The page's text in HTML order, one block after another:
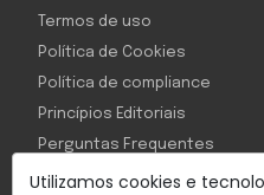
Utilizamos cookies e
Termos de uso
Política de Cookies
Política de compliance
Princípios Editoriais
Perguntas Frequentes